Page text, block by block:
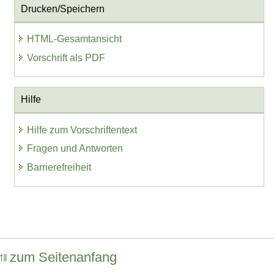
Drucken/Speichern
HTML-Gesamtansicht
Vorschrift als PDF
Hilfe
Hilfe zum Vorschriftentext
Fragen und Antworten
Barrierefreiheit
zum Seitenanfang